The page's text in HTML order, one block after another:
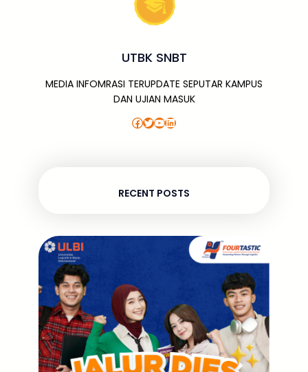
UTBK SNBT
MEDIA INFOMRASI TERUPDATE SEPUTAR KAMPUS
DAN UJIAN MASUK
Facebook Twitter YouTube LinkedIn
RECENT POSTS